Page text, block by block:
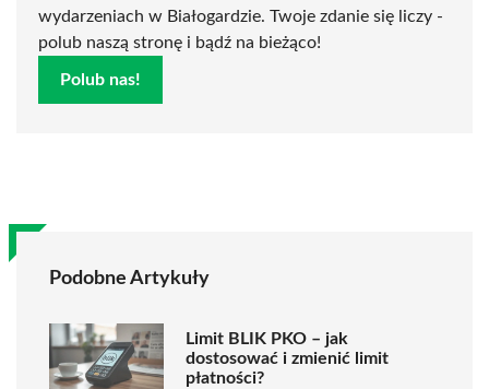
wydarzeniach w Białogardzie. Twoje zdanie się liczy -
polub naszą stronę i bądź na bieżąco!
Polub nas!
Podobne Artykuły
Limit BLIK PKO – jak
dostosować i zmienić limit
płatności?